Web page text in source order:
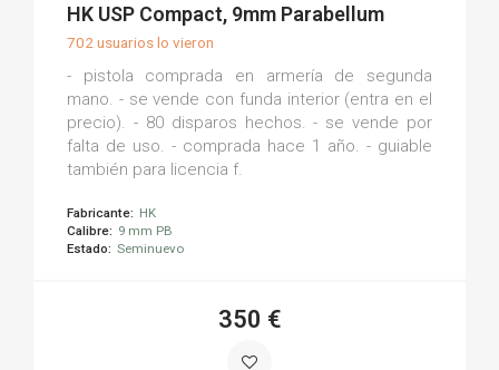
HK USP Compact, 9mm Parabellum
702 usuarios lo vieron
- pistola comprada en armería de segunda
mano. - se vende con funda interior (entra en el
precio). - 80 disparos hechos. - se vende por
falta de uso. - comprada hace 1 año. - guiable
también para licencia f.
Fabricante: HK
Calibre: 9 mm PB
Estado: Seminuevo
350 €